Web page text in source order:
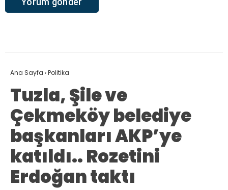
Ana Sayfa ›Politika
Tuzla, Şile ve
Çekmeköy belediye
başkanları AKP’ye
katıldı.. Rozetini
Erdoğan taktı